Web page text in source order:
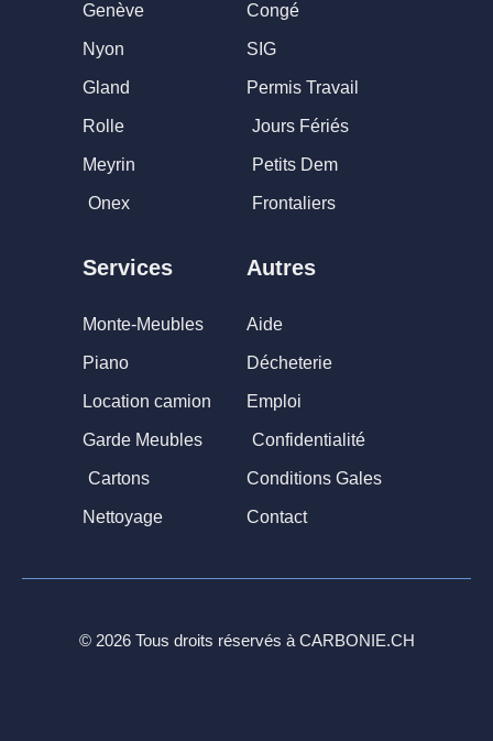
Genève
Nyon
Gland
Rolle
Meyrin
Onex
Congé
SIG
Permis Travail
Jours Fériés
Petits Dem
Frontaliers
Services
Monte-Meubles
Piano
Location camion
Garde Meubles
Cartons
Nettoyage
Autres
Aide
Décheterie
Emploi
Confidentialité
Conditions Gales
Contact
© 2026 Tous droits réservés à CARBONIE.CH